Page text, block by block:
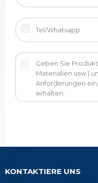
KONTAKTIERE UNS